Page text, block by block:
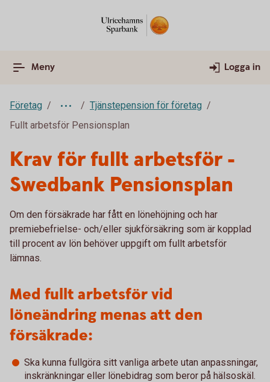
Meny Logga in
Företag
Tjänstepension för företag
Fullt arbetsför Pensionsplan
Krav för fullt arbetsför -
Swedbank Pensionsplan
Om den försäkrade har fått en lönehöjning och har
premiebefrielse- och/eller sjukförsäkring som är kopplad
till procent av lön behöver uppgift om fullt arbetsför
lämnas.
Med fullt arbetsför vid
löneändring menas att den
försäkrade:
Ska kunna fullgöra sitt vanliga arbete utan anpassningar,
inskränkningar eller lönebidrag som beror på hälsoskäl.